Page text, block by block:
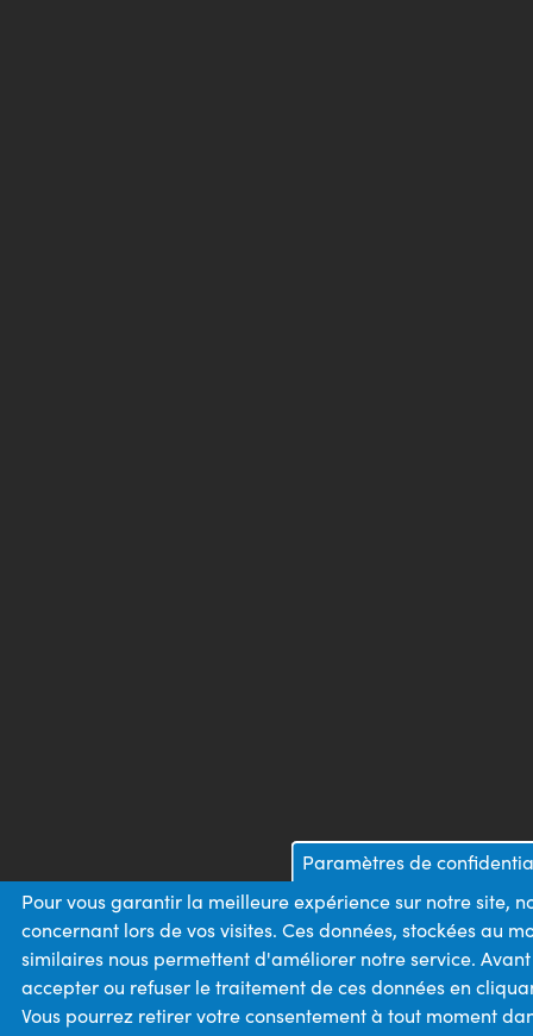
Paramètres de
Pour vous garantir la meilleure expérience sur notre site,
concernant lors de vos visites. Ces données, stockées au
similaires nous permettent d'améliorer notre service.
accepter ou refuser le traitement de ces données en
Vous pourrez retirer votre consentement à tout moment